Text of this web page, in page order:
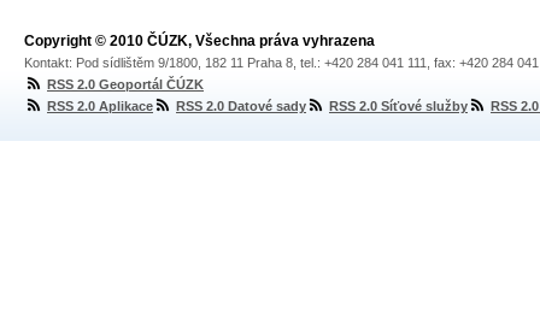
Copyright © 2010 ČÚZK, Všechna práva vyhrazena
Kontakt: Pod sídlištěm 9/1800, 182 11 Praha 8, tel.: +420 284 041 111, fax: +420 284
RSS 2.0 Geoportál ČÚZK
RSS 2.0 Aplikace
RSS 2.0 Datové sady RSS 2.0 Síťové služby RSS